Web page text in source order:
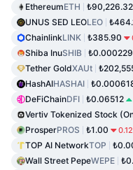
EthereumETH ₺90,226.32
UNUS SED LEOLEO
ChainlinkLINK ₺385.90
Shiba InuSHIB ₺0.000229
Tether GoldXAUt
HashAIHASHAI
DeFiChainDFI ₺0.06512
Vertiv Tokenized Stock
ProsperPROS ₺1.00
TOP AI NetworkTOP
Wall Street PepeWEPE